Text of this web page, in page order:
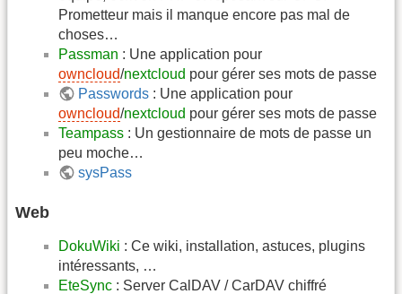
Prometteur mais il manque encore pas mal de
choses…
Passman : Une application pour
owncloud/nextcloud pour gérer ses mots de passe
Passwords : Une application pour
owncloud/nextcloud pour gérer ses mots de passe
Teampass : Un gestionnaire de mots de passe un
peu moche…
sysPass
Web
DokuWiki : Ce wiki, installation, astuces, plugins
intéressants, …
EteSync : Server CalDAV / CarDAV chiffré